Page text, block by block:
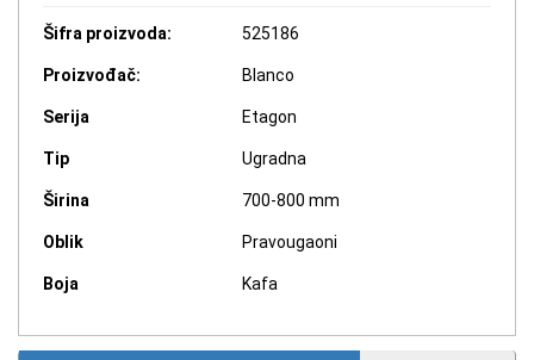
Šifra proizvoda: 525186
Proizvođač: Blanco
Serija Etagon
Tip Ugradna
Širina 700-800 mm
Oblik Pravougaoni
Boja Kafa